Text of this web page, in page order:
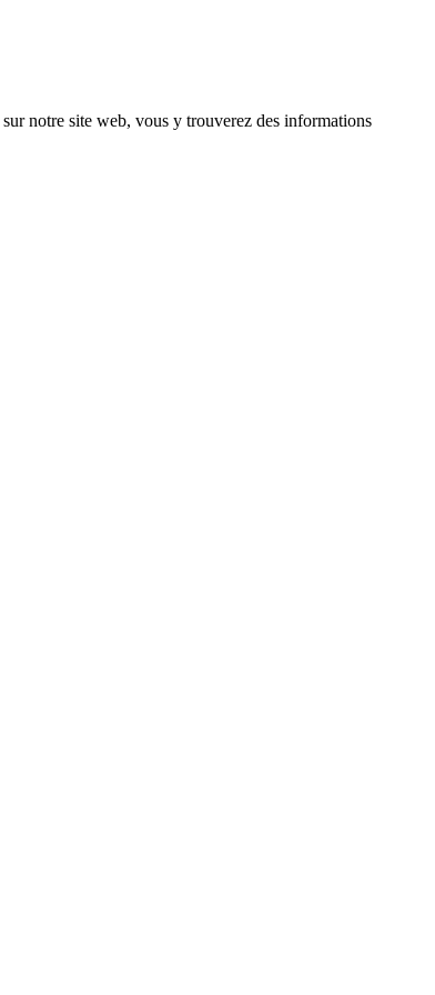
sur notre site web, vous y trouverez des informations